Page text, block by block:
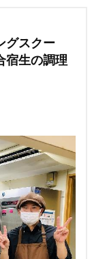
グスクー
宿生の調理